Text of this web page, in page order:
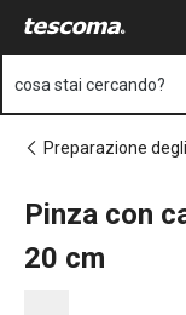
cosa stai cercando?
Preparazione
Pinza con
20 cm